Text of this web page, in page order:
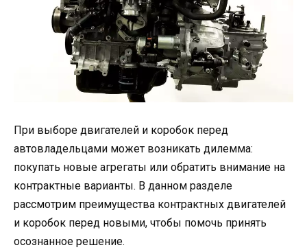
При выборе двигателей и коробок перед
автовладельцами может возникать дилемма:
покупать новые агрегаты или обратить внимание на
контрактные варианты. В данном разделе
рассмотрим преимущества контрактных двигателей
и коробок перед новыми, чтобы помочь принять
осознанное решение.